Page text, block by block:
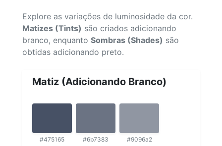
Explore as variações de luminosidade da cor.
Matizes (Tints) são criados adicionando
branco, enquanto Sombras (Shades) são
obtidas adicionando preto.
Matiz (Adicionando Branco)
#475165 #6b7383 #9096a2